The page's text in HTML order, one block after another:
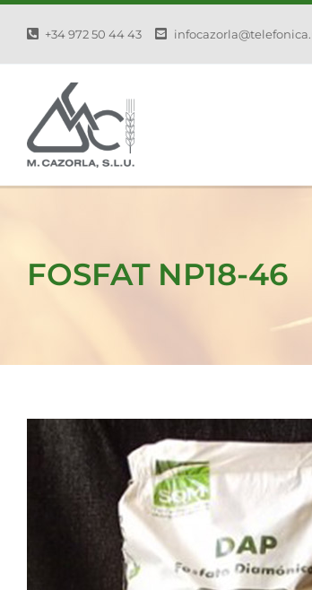
contenido
+34 972 50 44 43
FOSFAT NP18-46